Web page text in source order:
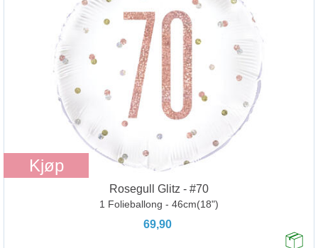
Kjøp
Rosegull Glitz - #70
1 Folieballong - 46cm(18")
69,90